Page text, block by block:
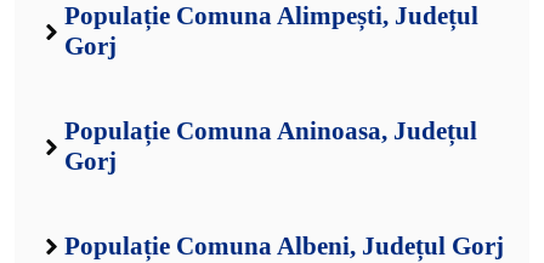
Populație Comuna Alimpești, Județul
Gorj
Populație Comuna Aninoasa, Județul
Gorj
Populație Comuna Albeni, Județul Gorj